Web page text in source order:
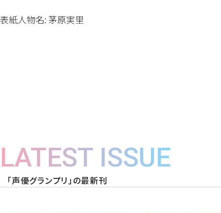
表紙人物名: 茅原実里
LATEST ISSUE
「声優グランプリ」の最新刊